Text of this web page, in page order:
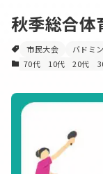
秋季総合
市民大会 バドミ
70代
10代 20代